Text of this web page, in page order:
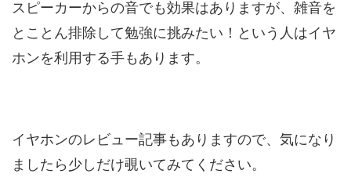
スピーカーからの音でも効果はありますが、雑音を
とことん排除して勉強に挑みたい！という人はイヤ
ホンを利用する手もあります。
イヤホンのレビュー記事もありますので、気になり
ましたら少しだけ覗いてみてください。